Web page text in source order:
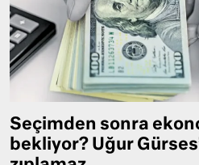
Seçimden sonra
bekliyor? Uğur